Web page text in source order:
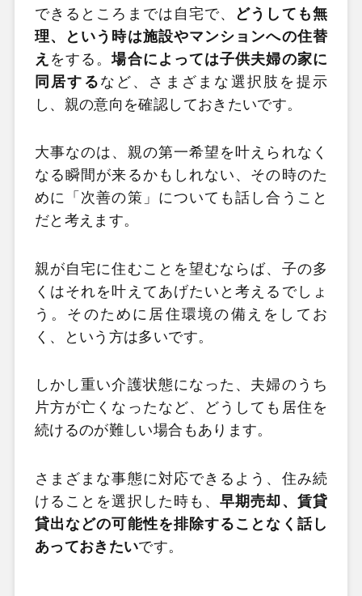
できるところまでは自宅で、 どうしても無
理、という時は施設やマンションへの住替
え をする。場合によっては子供夫婦の家に
同居する など、さまざまな選択肢を提示
し、親の意向を確認しておきたいです。
大事なのは、親の第一希望を叶えられなく
なる瞬間が来るかもしれない、その時のた
めに「次善の策」についても話し合うこと
だと考えます。
親が自宅に住むことを望むならば、子の多
くはそれを叶えてあげたいと考えるでしょ
う。そのために居住環境の備えをしてお
く、という方は多いです。
しかし重い介護状態になった、夫婦のうち
片方が亡くなったなど、どうしても居住を
続けるのが難しい場合もあります。
さまざまな事態に対応できるよう、住み続
けることを選択した時も、早期売却、賃貸
貸出などの可能性を排除することなく話し
あっておきたいです。